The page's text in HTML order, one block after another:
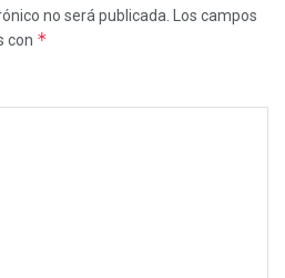
no será publicada.
Los campos
con *